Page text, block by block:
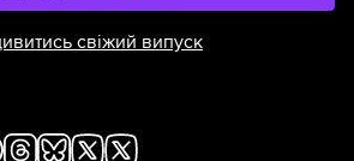
свіжий випуск